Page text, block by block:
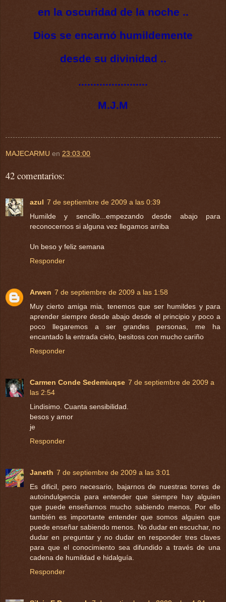
en la oscuridad de la noche ..
Dios se encarnó humildemente
desde su divinidad ..
.......................
M.J.M
MAJECARMU en 23:03:00
42 comentarios:
azul 7 de septiembre de 2009 a las 0:39
Humilde y sencillo...empezando desde abajo para
reconocernos si alguna vez llegamos arriba
Un beso y feliz semana
Responder
Arwen 7 de septiembre de 2009 a las 1:58
Muy cierto amiga mia, tenemos que ser humildes y para
aprender siempre desde abajo desde el principio y poco a
poco llegaremos a ser grandes personas, me ha
encantado la entrada cielo, besitoss con mucho cariño
Responder
Carmen Conde Sedemiuqse 7 de septiembre de 2009 a
las 2:54
Lindisimo. Cuanta sensibilidad.
besos y amor
je
Responder
Janeth 7 de septiembre de 2009 a las 3:01
Es dificil, pero necesario, bajarnos de nuestras torres de
autoindulgencia para entender que siempre hay alguien
que puede enseñarnos mucho sabiendo menos. Por ello
también es importante entender que somos alguien que
puede enseñar sabiendo menos. No dudar en escuchar, no
dudar en preguntar y no dudar en responder tres claves
para que el conocimiento sea difundido a través de una
cadena de humildad e hidalguía.
Responder